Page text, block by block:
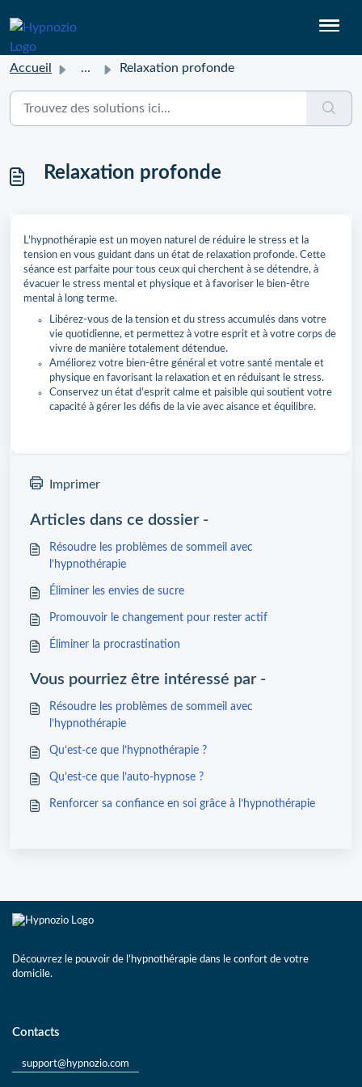
Accueil ... Relaxation profonde
Relaxation profonde
L’hypnothérapie est un moyen naturel de réduire le stress et la
tension en vous guidant dans un état de relaxation profonde. Cette
séance est parfaite pour tous ceux qui cherchent à se détendre, à
évacuer le stress mental et physique et à favoriser le bien-être
mental à long terme.
Libérez-vous de la tension et du stress accumulés dans votre
vie quotidienne, et permettez à votre esprit et à votre corps de
vivre de manière totalement détendue.
Améliorez votre bien-être général et votre santé mentale et
physique en favorisant la relaxation et en réduisant le stress.
Conservez un état d’esprit calme et paisible qui soutient votre
capacité à gérer les défis de la vie avec aisance et équilibre.
Imprimer
Articles dans ce dossier -
Résoudre les problèmes de sommeil avec
l’hypnothérapie
Éliminer les envies de sucre
Promouvoir le changement pour rester actif
Éliminer la procrastination
Vous pourriez être intéressé par -
Résoudre les problèmes de sommeil avec
l’hypnothérapie
Qu’est-ce que l’hypnothérapie ?
Qu’est-ce que l’auto-hypnose ?
Renforcer sa confiance en soi grâce à l’hypnothérapie
Découvrez le pouvoir de l’hypnothérapie dans le confort de votre
domicile.
Contacts
support@hypnozio.com